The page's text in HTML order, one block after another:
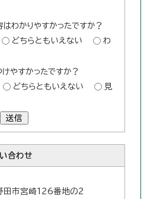
わかりやすかったですか？
どちらともいえない
わ
やすかったですか？
どちらともいえない
見
送信
合わせ
市宮崎126番地の2